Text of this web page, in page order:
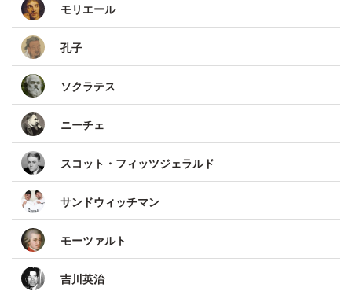
モリエール
孔子
ソクラテス
ニーチェ
スコット・フィッツジェラルド
サンドウィッチマン
モーツァルト
吉川英治